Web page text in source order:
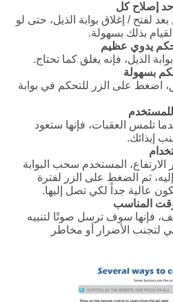
إصلاح كل
لفتح / إغلاق بوابة الذيل، حتى لو
بذلك بسهولة.
تحكم يدوي عظيم
الذيل، فإنه يغلق كما تحتاج.
بسهولة
اضغط على الزر للتحكم في بوابة
تلمس العقبات، فإنها ستعود
إيذائك.
الارتفاع، المستخدم سحب البوابة
ثم الضغط على الزر لفترة
عالية جداً لكي تصل إليها.
المناسب
فإنها سوف ترسل صوتًا لتنبيه
لتجنب الأضرار أو مخاطر